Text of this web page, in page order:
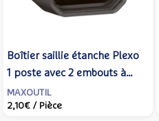
Boîtier saillie étanche Plexo
1 poste avec 2 embouts à
membrane et 1 entrée -
Anthracite - LEGRAND -
MAXOUTIL
2,10€ / Pièce